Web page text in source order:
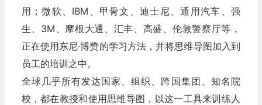
用；微软、IBM、甲骨文、迪士尼、通用汽车、强
生、3M、摩根大通、汇丰、高盛、伦敦警察厅等，
正在使用东尼·博赞的学习方法，并将思维导图加入到
员工的培训之中。
全球几乎所有发达国家、组织、跨国集团、知名院
校，都在教授和使用思维导图，以这一工具来训练人